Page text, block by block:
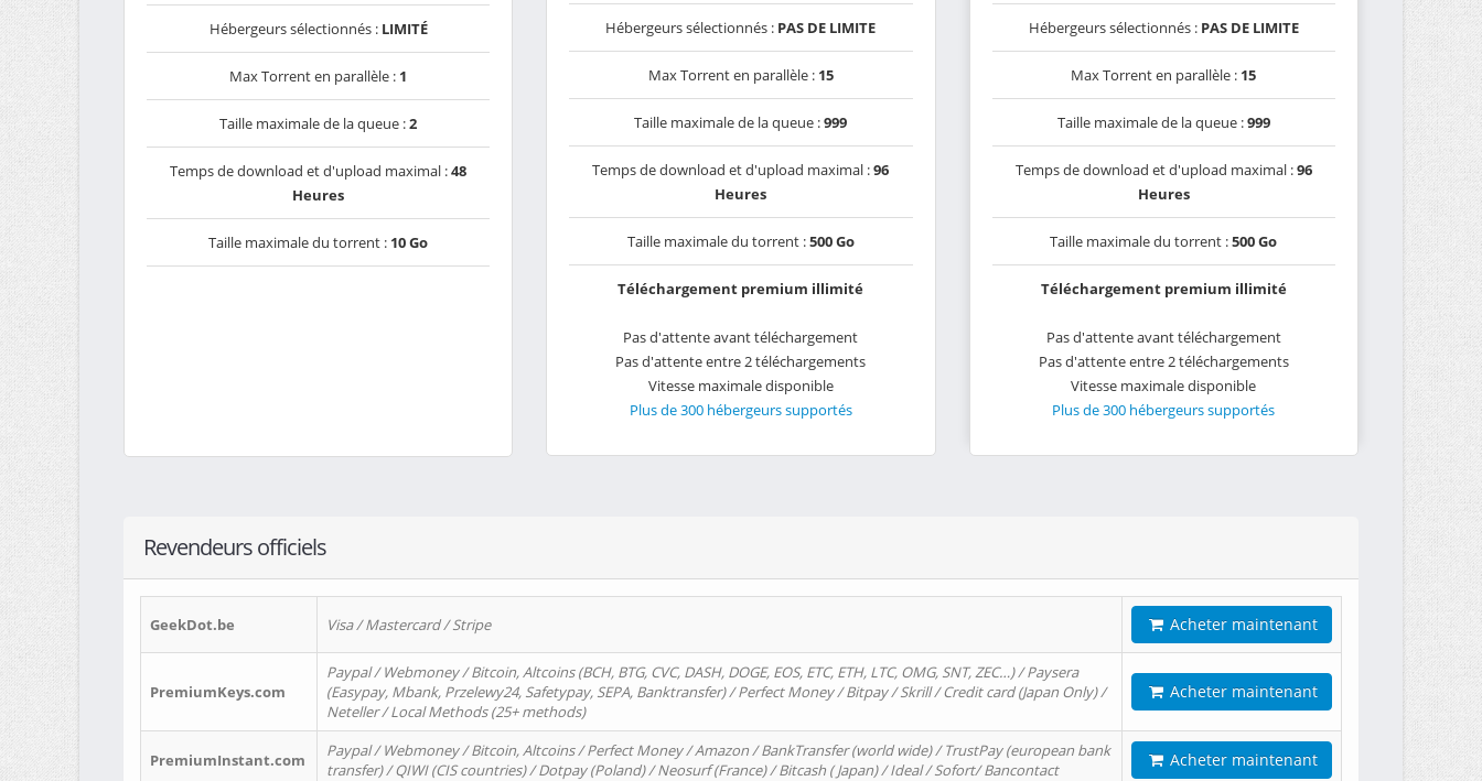
Hébergeurs sélectionnés : LIMITÉ
Max Torrent en parallèle : 1
Taille maximale de la queue :2
Temps de download et d'upload maximal :48
Heures
Taille maximale du torrent : 10 Go
Hébergeurs sélectionnés : PAS DE LIMITE
Max Torrent en parallèle : 15
Taille maximale de la queue :999
Temps de download et d'upload maximal :96
Heures
Taille maximale du torrent :500 Go
Téléchargement premium illimité
Pas d'attente avant téléchargement
Pas d'attente entre 2 téléchargements
Vitesse maximale disponible
Plus de 300 hébergeurs supportés
Hébergeurs sélectionnés : PAS DE LIMITE
Max Torrent en parallèle : 15
Taille maximale de la queue :999
Temps de download et d'upload maximal :96
Heures
Taille maximale du torrent :500 Go
Téléchargement premium illimité
Pas d'attente avant téléchargement
Pas d'attente entre 2 téléchargements
Vitesse maximale disponible
Plus de 300 hébergeurs supportés
Revendeurs officiels
GeekDot.be Visa / Mastercard / Stripe Acheter maintenant
PremiumKeys.com
Paypal / Webmoney / Bitcoin, Altcoins (BCH, BTG, CVC, DASH, DOGE, EOS, ETC, ETH, LTC, OMG, SNT, ZEC…) / Paysera
(Easypay, Mbank, Przelewy24, Safetypay, SEPA, Banktransfer) / Perfect Money / Bitpay / Skrill / Credit card (Japan Only) /
Neteller / Local Methods (25+ methods)
Acheter maintenant
PremiumInstant.com
Paypal / Webmoney / Bitcoin, Altcoins / Perfect Money / Amazon / BankTransfer (world wide) / TrustPay (european bank
transfer) / QIWI (CIS countries) / Dotpay (Poland) / Neosurf (France) / Bitcash ( Japan) / Ideal / Sofort/ Bancontact
Acheter maintenant